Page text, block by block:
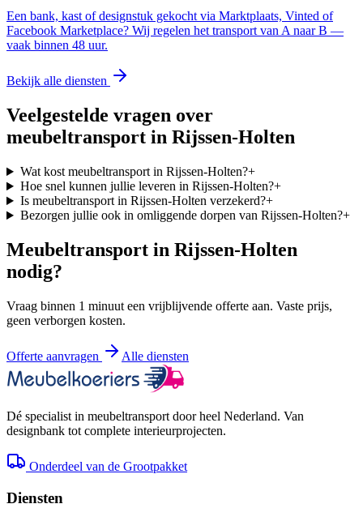
Een bank, kast of designstuk gekocht via Marktplaats, Vinted of
Facebook Marketplace? Wij regelen het transport van A naar B —
vaak binnen 48 uur.
Bekijk alle diensten
Veelgestelde vragen over
meubeltransport in Rijssen-Holten
Wat kost meubeltransport in Rijssen-Holten?+
Hoe snel kunnen jullie leveren in Rijssen-Holten?+
Is meubeltransport in Rijssen-Holten verzekerd?+
Bezorgen jullie ook in omliggende dorpen van Rijssen-Holten?+
Meubeltransport in Rijssen-Holten
nodig?
Vraag binnen 1 minuut een vrijblijvende offerte aan. Vaste prijs,
geen verborgen kosten.
Offerte aanvragen Alle diensten
Dé specialist in meubeltransport door heel Nederland. Van
designbank tot complete interieurprojecten.
Onderdeel van de Grootpakket
Diensten